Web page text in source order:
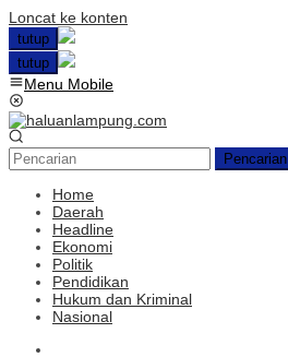
Loncat ke konten
tutup
tutup
Menu Mobile
Pencarian
Home
Daerah
Headline
Ekonomi
Politik
Pendidikan
Hukum dan Kriminal
Nasional